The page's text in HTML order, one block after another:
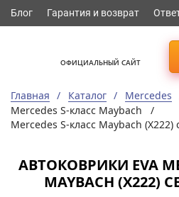
Блог Гарантия и возврат
ОФИЦИАЛЬНЫЙ САЙТ
Главная Каталог
Mercedes
Mercedes S-класс Maybach /
Mercedes S-класс Maybach
АВТОКОВРИКИ EVA
MAYBACH (X222)